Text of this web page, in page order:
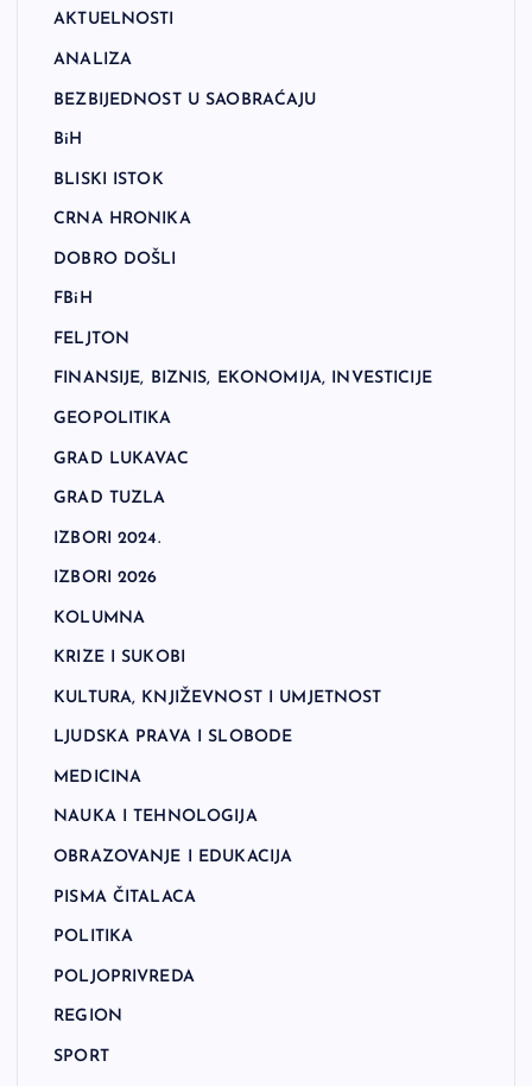
AKTUELNOSTI
ANALIZA
BEZBIJEDNOST U SAOBRAĆAJU
BiH
BLISKI ISTOK
CRNA HRONIKA
DOBRO DOŠLI
FBiH
FELJTON
FINANSIJE, BIZNIS, EKONOMIJA, INVESTICIJE
GEOPOLITIKA
GRAD LUKAVAC
GRAD TUZLA
IZBORI 2024.
IZBORI 2026
KOLUMNA
KRIZE I SUKOBI
KULTURA, KNJIŽEVNOST I UMJETNOST
LJUDSKA PRAVA I SLOBODE
MEDICINA
NAUKA I TEHNOLOGIJA
OBRAZOVANJE I EDUKACIJA
PISMA ČITALACA
POLITIKA
POLJOPRIVREDA
REGION
SPORT